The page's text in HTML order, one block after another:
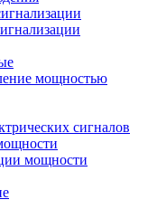
мощностью
сигналов
мощности